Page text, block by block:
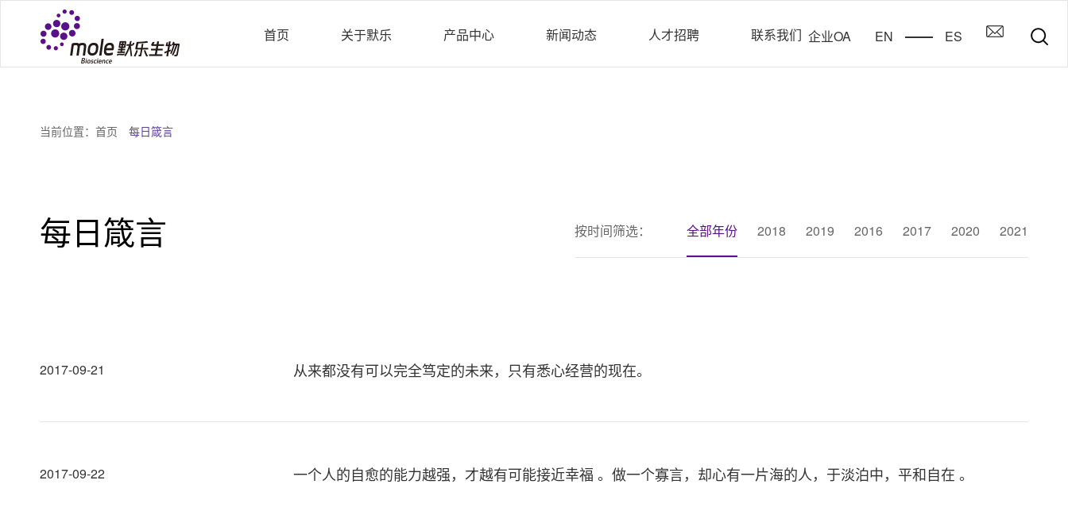
EN ES
企业OA
首页 关于默乐 产品中心 新闻动态 人才招聘 联系我们
当前位置： 首页 每日箴言
每日箴言 按时间筛选： 全部年份 2018 2019 2016 2017 2020 2021
2017-09-21 从来都没有可以完全笃定的未来，只有悉心经营的现在。
2017-09-22 一个人的自愈的能力越强，才越有可能接近幸福 。做一个寡言，却心有一片海的人，于淡泊中，平和自在 。